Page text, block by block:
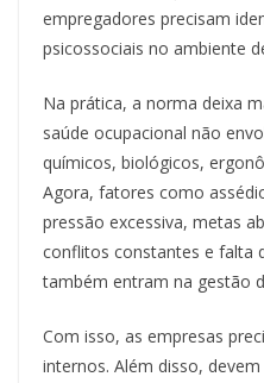
empregadores precisam
psicossociais no ambiente
Na prática, a norma deixa
saúde ocupacional não
químicos, biológicos,
Agora, fatores como
pressão excessiva, metas
conflitos constantes e falta
também entram na gestão
Com isso, as empresas
internos. Além disso,